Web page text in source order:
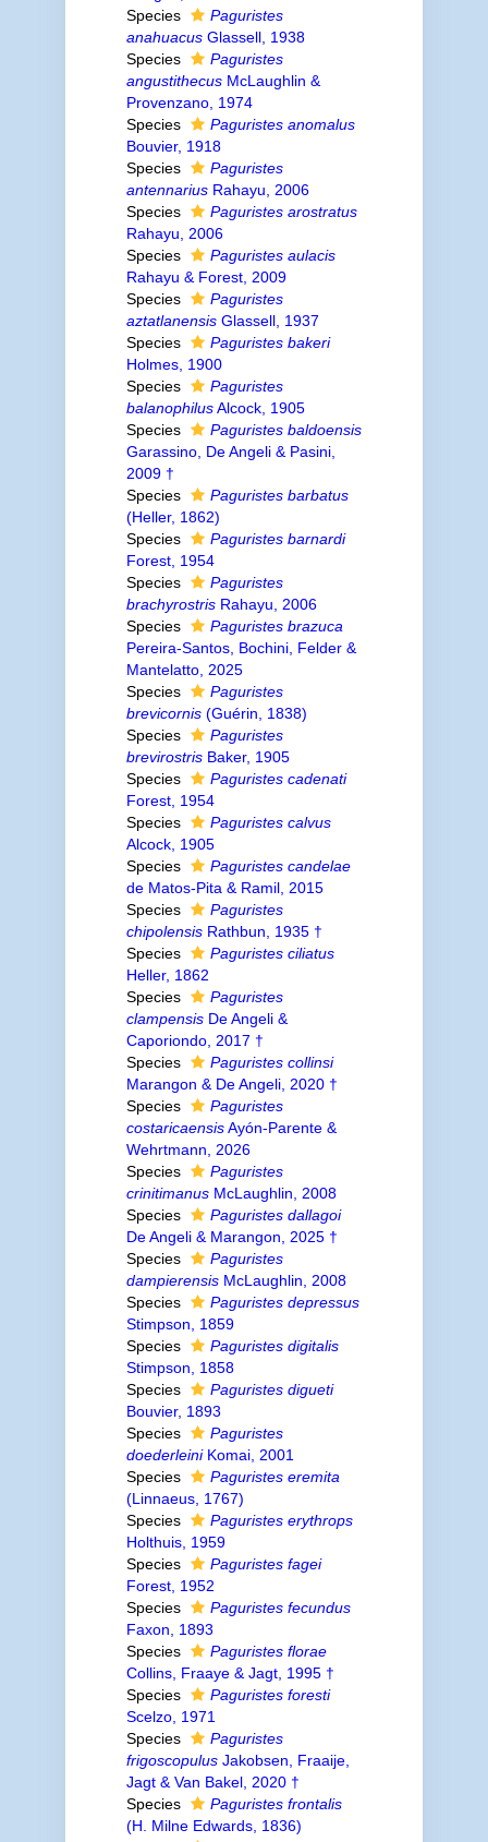
Species
Paguristes
anahuacusGlassell, 1938
Species
Paguristes
angustithecusMcLaughlin &
Provenzano, 1974
Species
Paguristes anomalus
Bouvier, 1918
Species
Paguristes
antennariusRahayu, 2006
Species
Paguristes arostratus
Rahayu, 2006
Species
Paguristes aulacis
Rahayu & Forest, 2009
Species
Paguristes
aztatlanensisGlassell, 1937
Species
Paguristes bakeri
Holmes, 1900
Species
Paguristes
balanophilusAlcock, 1905
Species
Paguristes baldoensis
Garassino, De Angeli & Pasini,
2009 †
Species
Paguristes barbatus
(Heller, 1862)
Species
Paguristes barnardi
Forest, 1954
Species
Paguristes
brachyrostrisRahayu, 2006
Species
Paguristes brazuca
Pereira-Santos, Bochini, Felder &
Mantelatto, 2025
Species
Paguristes
brevicornis(Guérin, 1838)
Species
Paguristes
brevirostrisBaker, 1905
Species
Paguristes cadenati
Forest, 1954
Species
Paguristes calvus
Alcock, 1905
Species
Paguristes candelae
de Matos-Pita & Ramil, 2015
Species
Paguristes
chipolensisRathbun, 1935 †
Species
Paguristes ciliatus
Heller, 1862
Species
Paguristes
clampensisDe Angeli &
Caporiondo, 2017 †
Species
Paguristes collinsi
Marangon & De Angeli, 2020 †
Species
Paguristes
costaricaensisAyón-Parente &
Wehrtmann, 2026
Species
Paguristes
crinitimanusMcLaughlin, 2008
Species
Paguristes dallagoi
De Angeli & Marangon, 2025 †
Species
Paguristes
dampierensisMcLaughlin, 2008
Species
Paguristes depressus
Stimpson, 1859
Species
Paguristes digitalis
Stimpson, 1858
Species
Paguristes digueti
Bouvier, 1893
Species
Paguristes
doederleiniKomai, 2001
Species
Paguristes eremita
(Linnaeus, 1767)
Species
Paguristes erythrops
Holthuis, 1959
Species
Paguristes fagei
Forest, 1952
Species
Paguristes fecundus
Faxon, 1893
Species
Paguristes florae
Collins, Fraaye & Jagt, 1995 †
Species
Paguristes foresti
Scelzo, 1971
Species
Paguristes
frigoscopulusJakobsen, Fraaije,
Jagt & Van Bakel, 2020 †
Species
Paguristes frontalis
(H. Milne Edwards, 1836)